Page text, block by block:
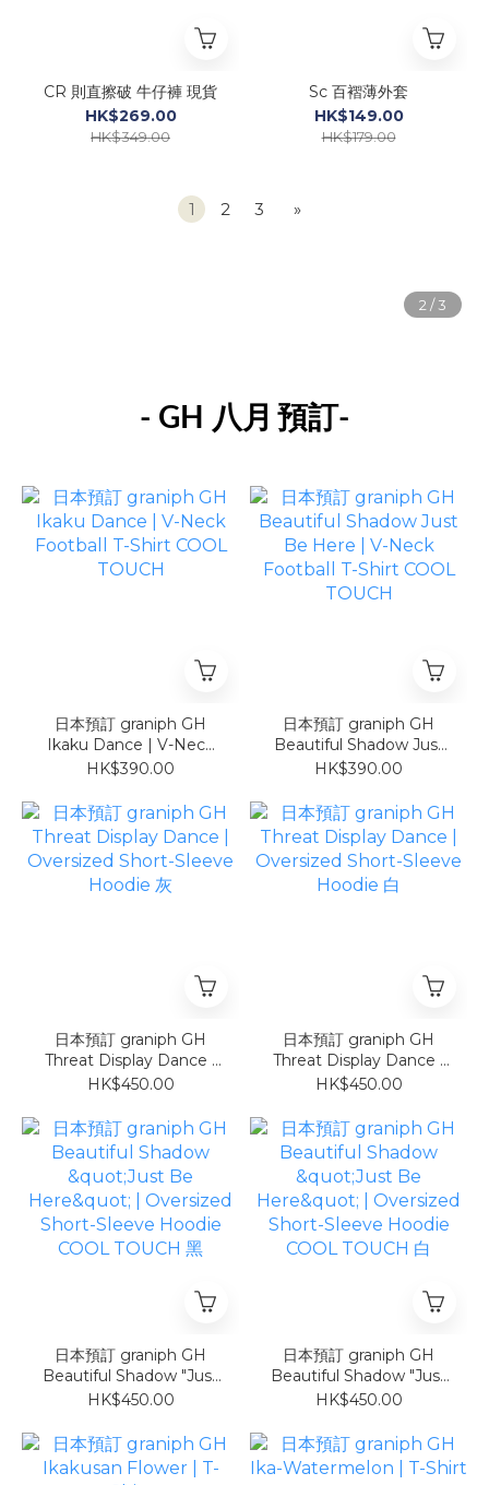
CR 則直擦破 牛仔褲 現貨
HK$269.00
HK$349.00
Sc 百褶薄外套
HK$149.00
HK$179.00
1 2 3 »
- GH 八月 預訂-
日本預訂 graniph GH
Ikaku Dance | V-Neck
Football T-Shirt COOL
HK$390.00
日本預訂 graniph GH
Beautiful Shadow Just
Be Here | V-Neck
TOUCH
HK$390.00
日本預訂 graniph GH
Threat Display Dance |
Oversized Short-Sleeve
HK$450.00
日本預訂 graniph GH
Threat Display Dance |
Oversized Short-Sleeve
HK$450.00
日本預訂 graniph GH
Beautiful Shadow "Just
Be Here" | Oversized
COOL TOUCH 黑
HK$450.00
日本預訂 graniph GH
Beautiful Shadow "Just
Be Here" | Oversized
COOL TOUCH 白
HK$450.00